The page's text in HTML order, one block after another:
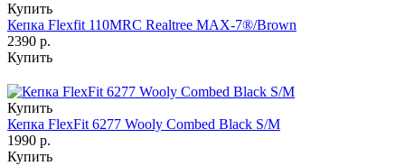
Купить
Кепка Flexfit 110MRC Realtree MAX-7®/Brown
2390 р.
Купить
Купить
Кепка FlexFit 6277 Wooly Combed Black S/M
1990 р.
Купить